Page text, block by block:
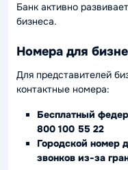
Банк активно
бизнеса.
Номера для
Для представителей
контактные номера:
Бесплатный
800 100 55 22
Городской номер
звонков из-за